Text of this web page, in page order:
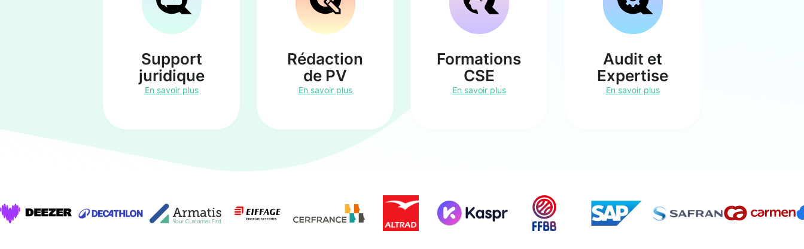
Support
juridique
En savoir plus
Rédaction
de PV
En savoir plus
Formations
CSE
En savoir plus
Audit et
Expertise
En savoir plus